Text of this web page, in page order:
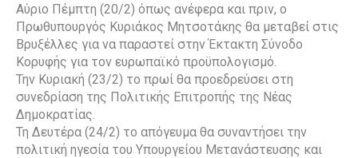
Αύριο Πέμπτη (20/2) όπως ανέφερα και πριν, ο
Πρωθυπουργός Κυριάκος Μητσοτάκης θα μεταβεί στις
Βρυξέλλες για να παραστεί στην Έκτακτη Σύνοδο
Κορυφής για τον ευρωπαϊκό προϋπολογισμό.
Την Κυριακή (23/2) το πρωί θα προεδρεύσει στη
συνεδρίαση της Πολιτικής Επιτροπής της Νέας
Δημοκρατίας.
Τη Δευτέρα (24/2) το απόγευμα θα συναντήσει την
πολιτική ηγεσία του Υπουργείου Μετανάστευσης και